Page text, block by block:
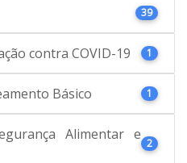
39
contra COVID-19 1
Básico 1
Alimentar e
2